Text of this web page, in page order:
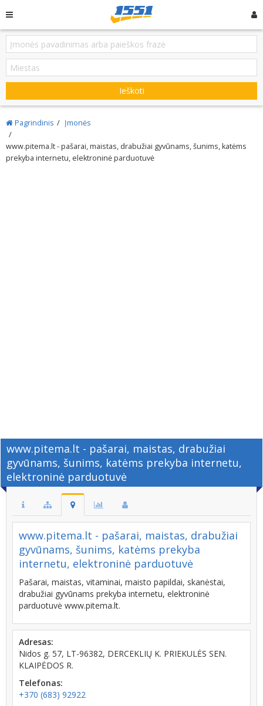
Ieškoti
Pagrindinis Įmonės
www.pitema.lt - pašarai, maistas, drabužiai gyvūnams, šunims, katėms
prekyba internetu, elektroninė parduotuvė
www.pitema.lt - pašarai, maistas, drabužiai
gyvūnams, šunims, katėms prekyba internetu,
elektroninė parduotuvė
www.pitema.lt - pašarai, maistas, drabužiai
gyvūnams, šunims, katėms prekyba
internetu, elektroninė parduotuvė
Pašarai, maistas, vitaminai, maisto papildai, skanėstai,
drabužiai gyvūnams prekyba internetu, elektroninė
parduotuvė www.pitema.lt.
Adresas:
Nidos g. 57, LT-96382, DERCEKLIŲ K. PRIEKULĖS SEN.
KLAIPĖDOS R.
Telefonas:
+370 (683) 92922